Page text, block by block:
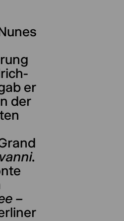
er
der
–